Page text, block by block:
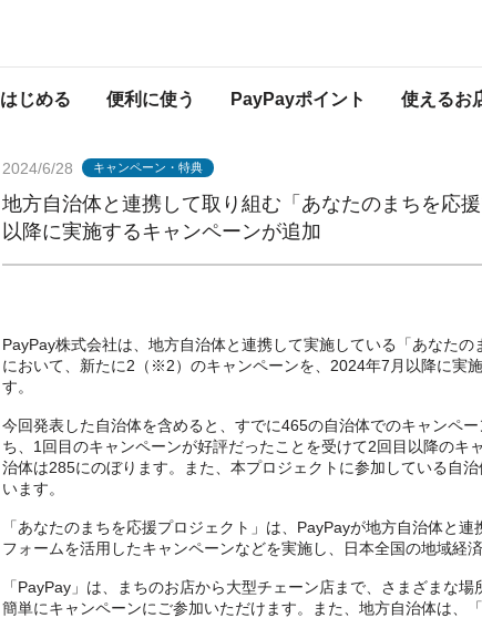
はじめる 便利に使う PayPayポイント 使えるお
PayPay
2024/6/28 キャンペーン・特典
地方自治体と連携して取り組む「あなたのまちを応
以降に実施するキャンペーンが追加
PayPay株式会社は、地方自治体と連携して実施している「あなたの
において、新たに2（※2）のキャンペーンを、2024年7月以降に実
す。
今回発表した自治体を含めると、すでに465の自治体でのキャンペ
ち、1回目のキャンペーンが好評だったことを受けて2回目以降のキ
治体は285にのぼります。また、本プロジェクトに参加している自
います。
「あなたのまちを応援プロジェクト」は、PayPayが地方自治体と
フォームを活用したキャンペーンなどを実施し、日本全国の地域経
「PayPay」は、まちのお店から大型チェーン店まで、さまざまな
簡単にキャンペーンにご参加いただけます。また、地方自治体は、